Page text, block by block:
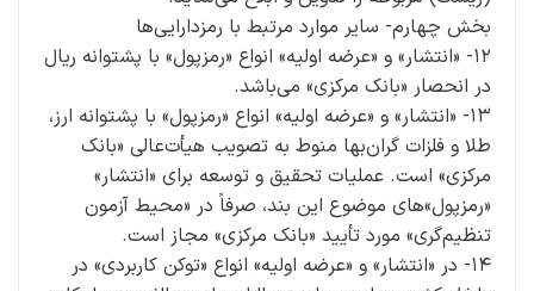
بخش چهارم- سایر موارد مرتبط با رمزدارایی‌ها
۱۲- «انتشار» و «عرضه اولیه» انواع «رمزپول» با پشتوانه ریال
در انحصار ‌«بانک مرکزی» می‌باشد.
۱۳- «انتشار» و «عرضه اولیه» انواع «رمزپول» با پشتوانه ارز،
طلا و فلزات گران‌بها منوط به تصویب هیأت‌عالی ‌«بانک
مرکزی» است. عملیات تحقیق و توسعه برای «انتشار»
«رمزپول»های موضوع این بند، صرفاً در «محیط آزمون
تنظیم‌گری» مورد تأیید ‌«بانک مرکزی» مجاز است.
۱۴- در «انتشار» و «عرضه اولیه» انواع «توکن کاربردی» در